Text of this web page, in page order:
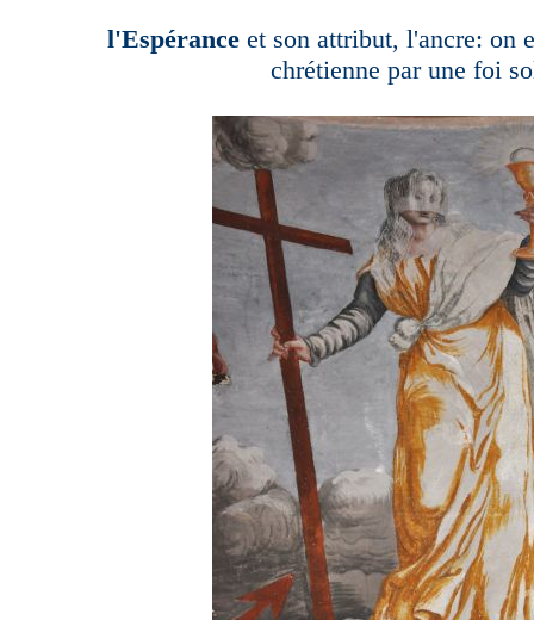
l'Espérance et son attribut, l'ancre: on
chrétienne par une foi